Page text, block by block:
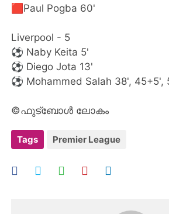
🟥Paul Pogba 60'
Liverpool - 5
⚽️ Naby Keita 5'
⚽️ Diego Jota 13'
⚽️ Mohammed Salah 38', 45+5',
©ഫുട്ബോൾ ലോകം
Tags Premier League